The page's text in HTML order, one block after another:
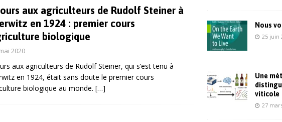
aux agriculteurs de Rudolf Steiner à
en 1924 : premier cours
biologique
2020
aux agriculteurs de Rudolf Steiner, qui s’est tenu à
en 1924, était sans doute le premier cours
biologique au monde. […]
Nous
25 juin
Une
viticole
27